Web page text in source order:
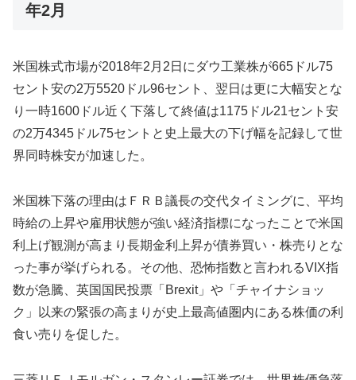
年2月
米国株式市場が2018年2月2日にダウ工業株が665ドル75
セント安の2万5520ドル96セント、翌日は更に大幅安とな
り一時1600ドル近く下落して終値は1175ドル21セント安
の2万4345ドル75セントと史上最大の下げ幅を記録して世
界同時株安が加速した。
米国株下落の理由はＦＲＢ議長の交代タイミングに、平均
時給の上昇や雇用状態が強い経済指標になったことで米国
利上げ観測が高まり長期金利上昇が債券買い・株売りとな
った事が挙げられる。その他、恐怖指数と言われるVIX指
数が急騰、英国国民投票「Brexit」や「チャイナショッ
ク」以来の緊張の高まりが史上最高値圏内にある株価の利
食い売りを促した。